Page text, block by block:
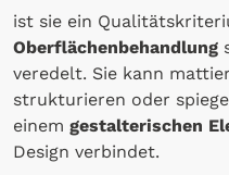
ist sie ein
Oberflächenbehandlung
veredelt. Sie kann
strukturieren oder
einem gestalterischen
Design verbindet.